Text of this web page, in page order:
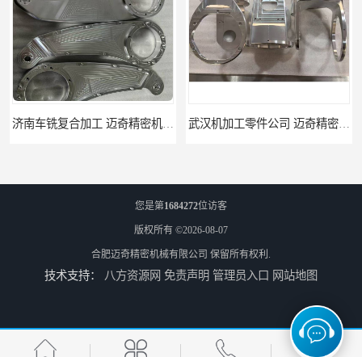
北京零配件机加工 迈奇精密机械 经验丰富 济南四轴零件加工服务 迈奇精密机械 批量订单可免费打样
您是第1684272位访客
版权所有 ©2026-08-07
合肥迈奇精密机械有限公司 保留所有权利.
技术支持： 八方资源网 免责声明 管理员入口 网站地图